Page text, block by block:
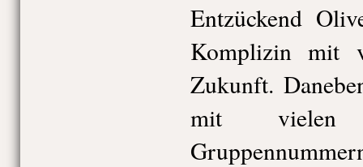
Entzückend
Komplizin mit
Zukunft.
mit vielen